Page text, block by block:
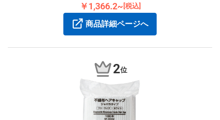
￥1,366.2~ [税込]
商品詳細ページへ
2位